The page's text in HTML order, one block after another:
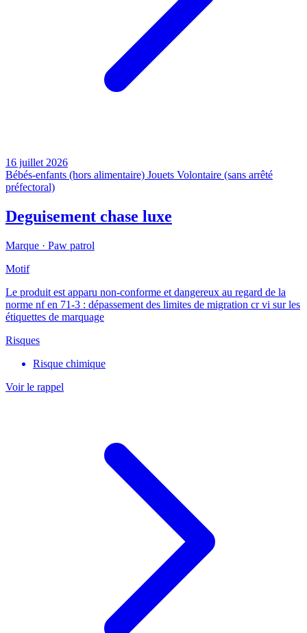
16 juillet 2026
Bébés-enfants (hors alimentaire) Jouets Volontaire (sans arrêté
préfectoral)
Deguisement chase luxe
Marque · Paw patrol
Motif
Le produit est apparu non-conforme et dangereux au regard de la
norme nf en 71-3 : dépassement des limites de migration cr vi sur les
étiquettes de marquage
Risques
Risque chimique
Voir le rappel